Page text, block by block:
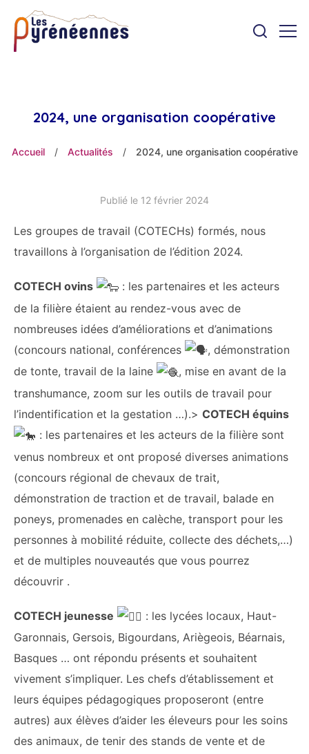
2024, une organisation coopérative
Accueil / Actualités / 2024, une organisation coopérative
Publié le 12 février 2024
Les groupes de travail (COTECHs) formés, nous
travaillons à l’organisation de l’édition 2024.
COTECH ovins
: les partenaires et les acteurs
de la filière étaient au rendez-vous avec de
nombreuses idées d’améliorations et d’animations
(concours national, conférences
, démonstration
de tonte, travail de la laine
, mise en avant de la
transhumance, zoom sur les outils de travail pour
l’indentification et la gestation …).> COTECH équins
: les partenaires et les acteurs de la filière sont
venus nombreux et ont proposé diverses animations
(concours régional de chevaux de trait,
démonstration de traction et de travail, balade en
poneys, promenades en calèche, transport pour les
personnes à mobilité réduite, collecte des déchets,…)
et de multiples nouveautés que vous pourrez
découvrir .
COTECH jeunesse
: les lycées locaux, Haut-
Garonnais, Gersois, Bigourdans, Ariègeois, Béarnais,
Basques … ont répondu présents et souhaitent
vivement s’impliquer. Les chefs d’établissement et
leurs équipes pédagogiques proposeront (entre
autres) aux élèves d’aider les éleveurs pour les soins
des animaux, de tenir des stands de vente et de